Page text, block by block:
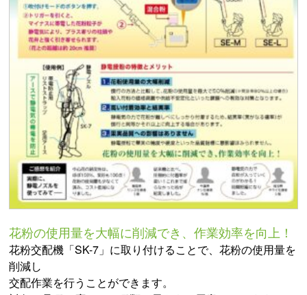
花粉の使用量を大幅に削減でき、作業効率を向上！
花粉交配機「SK-7」に取り付けることで、花粉の使用量を
削減し
交配作業を行うことができます。